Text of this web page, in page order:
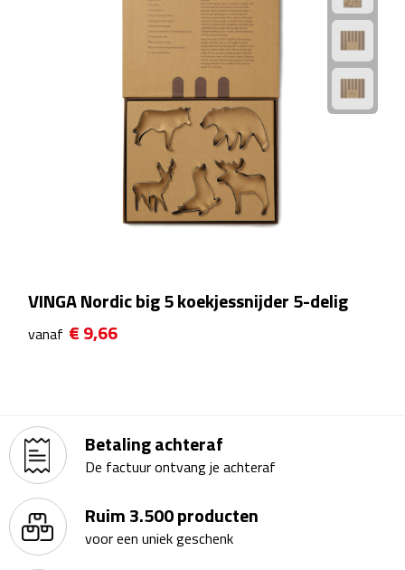
Beurs & Evenementen
Stickers
Visitekaartjes
Bureau Toebehoren
Bureauklokken
Bureaulampen
VINGA Nordic big 5 koekjessnijder 5-delig
vanaf € 9,66
Betaling achteraf
De factuur ontvang je achteraf
Ruim 3.500 producten
voor een uniek geschenk